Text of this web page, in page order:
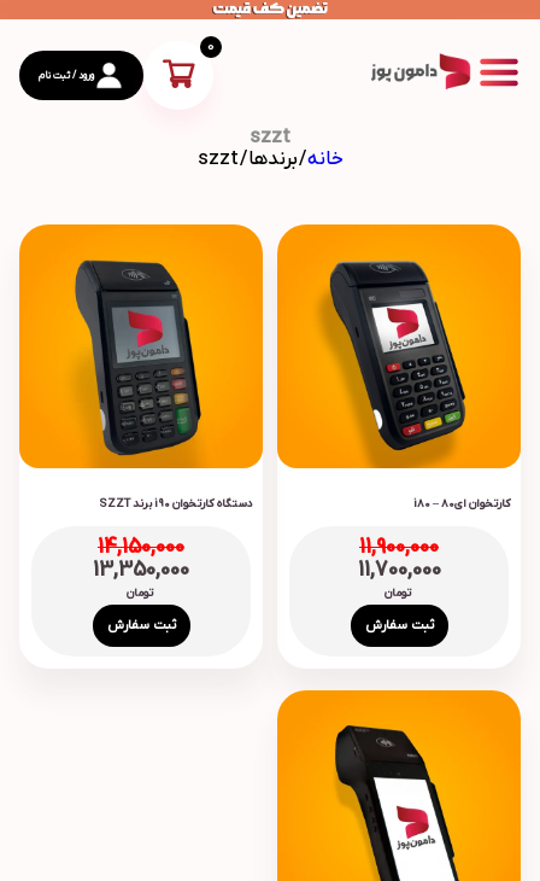
0
ورود / ثبت نام
ارتباط با دامون پوز
درباره دامون پوز
szzt
خانه/ برندها / szzt
کارتخوان ای80 – i80
ثبت سفارش
11,900,000
11,700,000
تومان
دستگاه کارتخوان i90 برند SZZT
ثبت سفارش
14,150,000
13,350,000
تومان